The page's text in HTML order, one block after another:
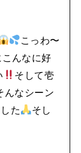
こっわ〜
んなに好
そして壱
んなシーン
た
そし